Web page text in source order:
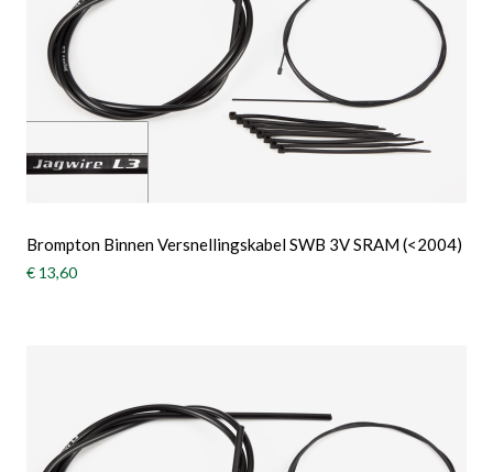
Brompton Binnen Versnellingskabel SWB 3V SRAM (<2004)
€ 13,60